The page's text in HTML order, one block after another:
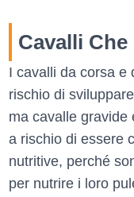
Cavalli
I cavalli da corsa e
rischio di
ma cavalle gravide
a rischio di essere
nutritive, perché
per nutrire i loro